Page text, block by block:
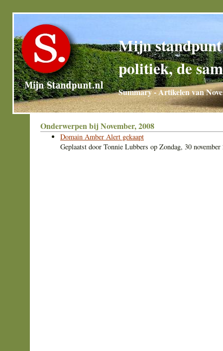
Mijn
politiek, de
Summary - Artikelen van
Onderwerpen bij November, 2008
Domain Amber Alert gekaapt
Geplaatst door Tonnie Lubbers op Zondag, 30 november